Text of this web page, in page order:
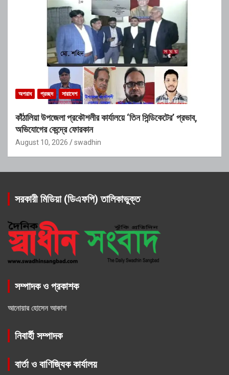
অপরাধ প্রচ্ছদ সারাদেশ
কাঁঠালিয়া উপজেলা প্রকৌশলীর কার্যালয়ে ‘তিন সিন্ডিকেটের’ প্রভাব,
অভিযোগের কেন্দ্রে ফোরকান
August 10, 2026 swadhin
সরকারী মিডিয়া (ডিএফপি) তালিকাভুক্ত
সম্পাদক ও প্রকাশক
আনোয়ার হোসেন আকাশ
নিবার্হী সম্পাদক
বার্তা ও বাণিজ্যিক কার্যালয়